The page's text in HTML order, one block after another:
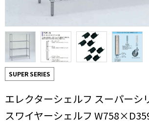
SUPER SERIES
エレクターシェルフ スーパーシ
スワイヤーシェルフ